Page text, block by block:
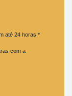
até 24 horas.*
com a